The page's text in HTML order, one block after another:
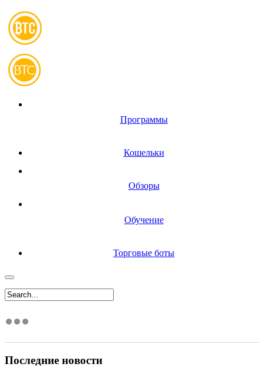
Программы
Кошельки
Обзоры
Обучение
Торговые боты
Последние новости